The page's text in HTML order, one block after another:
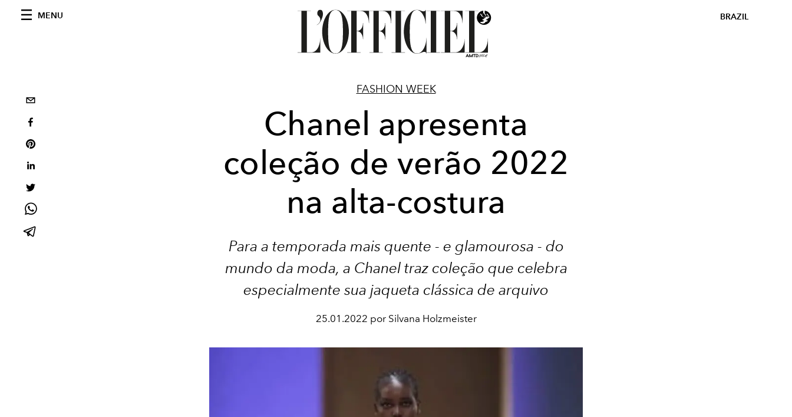
MENU BRAZIL
FASHION WEEK
Chanel apresenta
coleção de verão 2022
na alta-costura
Para a temporada mais quente - e glamourosa - do
mundo da moda, a Chanel traz coleção que celebra
especialmente sua jaqueta clássica de arquivo
25.01.2022 por Silvana Holzmeister